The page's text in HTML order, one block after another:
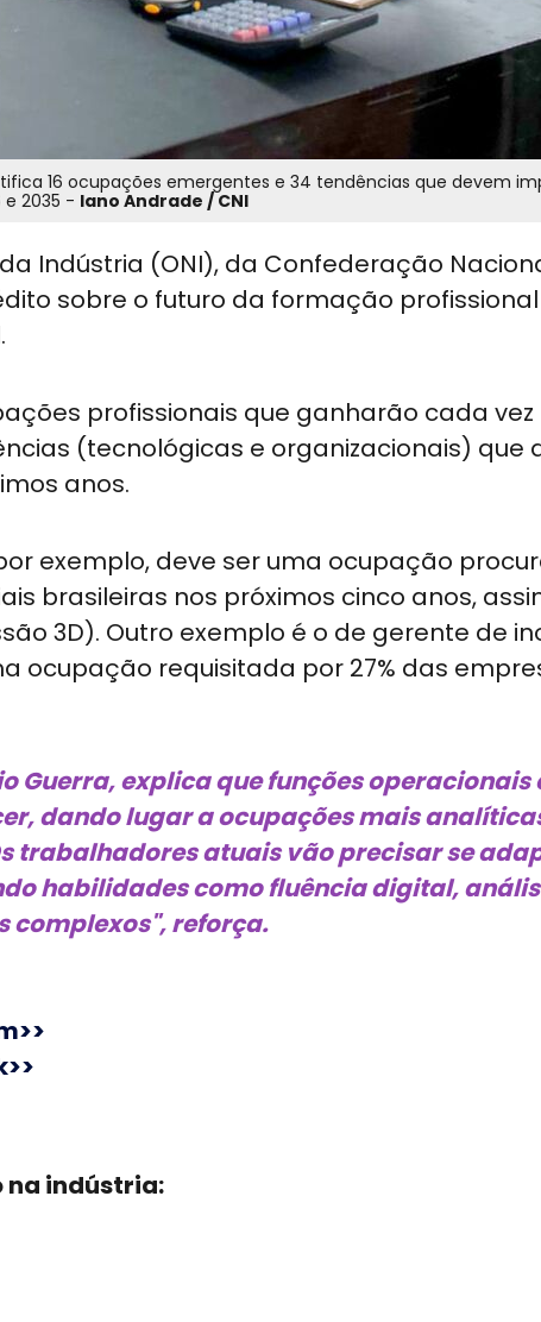
16 ocupações emergentes e 34 tendências que devem
2035 - Iano Andrade / CNI
Indústria (ONI), da Confederação
sobre o futuro da formação
profissionais que ganharão cada vez
(tecnológicas e organizacionais) que
anos.
exemplo, deve ser uma ocupação
brasileiras nos próximos cinco anos,
3D). Outro exemplo é o de gerente de
ocupação requisitada por 27% das
Guerra, explica que funções operacionais
dando lugar a ocupações mais
trabalhadores atuais vão precisar se
habilidades como fluência digital,
complexos", reforça.
na indústria: